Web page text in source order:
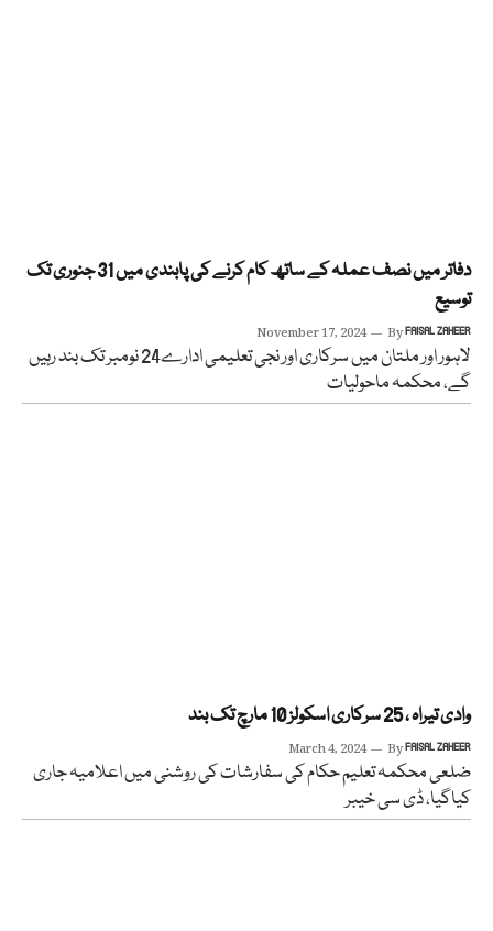
دفاتر میں نصف عملہ کے ساتھ کام کرنے کی پابندی میں 31 جنوری تک
توسیع
November 17, 2024 ByFAISAL ZAHEER
لاہور اور ملتان میں سرکاری اور نجی تعلیمی ادارے24 نومبر تک بند رہیں
گے، محکمہ ماحولیات
وادی تیراہ ، 25 سرکاری اسکولز 10 مارچ تک بند
March 4, 2024 ByFAISAL ZAHEER
ضلعی محکمہ تعلیم حکام کی سفارشات کی روشنی میں اعلامیہ جاری
کیاگیا، ڈی سی خیبر